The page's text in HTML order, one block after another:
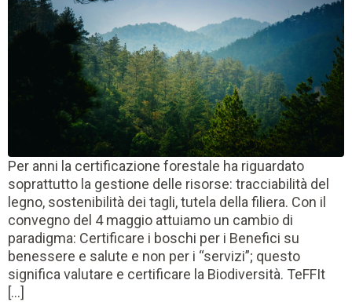
Per anni la certificazione forestale ha riguardato
soprattutto la gestione delle risorse: tracciabilità del
legno, sostenibilità dei tagli, tutela della filiera. Con il
convegno del 4 maggio attuiamo un cambio di
paradigma: Certificare i boschi per i Benefici su
benessere e salute e non per i “servizi”; questo
significa valutare e certificare la Biodiversità. TeFFIt
[…]